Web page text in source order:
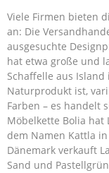
Viele Firmen bieten
an: Die
ausgesuchte
hat etwa große und
Schaffelle aus Island
Naturprodukt ist,
Farben – es handelt
Möbelkette Bolia hat
dem Namen Kattla
Dänemark verkauft
Sand und